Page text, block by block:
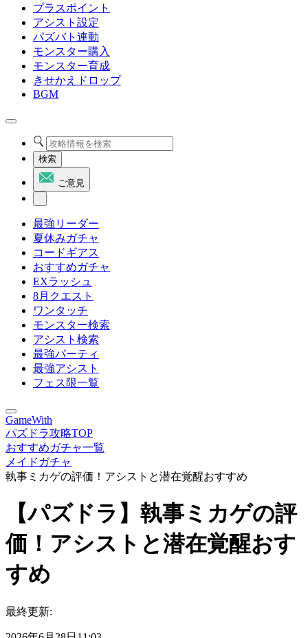
プラスポイント
アシスト設定
パズバト連動
モンスター購入
モンスター育成
きせかえドロップ
BGM
検索
ご意見
最強リーダー
夏休みガチャ
コードギアス
おすすめガチャ
EXラッシュ
8月クエスト
ワンタッチ
モンスター検索
アシスト検索
最強パーティ
最強アシスト
フェス限一覧
GameWith
パズドラ攻略TOP
おすすめガチャ一覧
メイドガチャ
執事ミカゲの評価！アシストと潜在覚醒おすすめ
【パズドラ】執事ミカゲの評
価！アシストと潜在覚醒おす
すめ
最終更新: